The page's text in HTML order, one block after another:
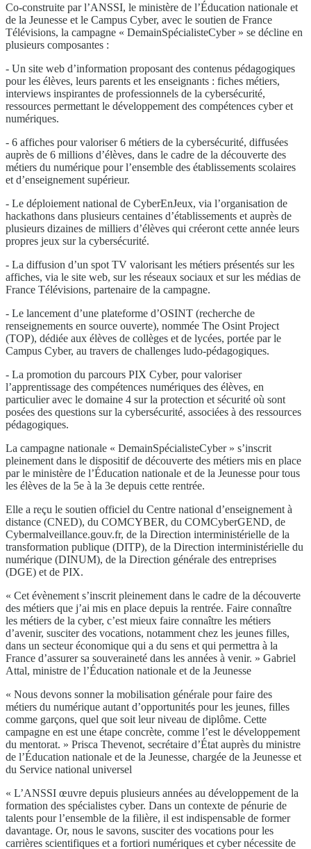
Co-construite par l’ANSSI, le ministère de l’Éducation nationale et
de la Jeunesse et le Campus Cyber, avec le soutien de France
Télévisions, la campagne « DemainSpécialisteCyber » se décline en
plusieurs composantes :
- Un site web d’information proposant des contenus pédagogiques
pour les élèves, leurs parents et les enseignants : fiches métiers,
interviews inspirantes de professionnels de la cybersécurité,
ressources permettant le développement des compétences cyber et
numériques.
- 6 affiches pour valoriser 6 métiers de la cybersécurité, diffusées
auprès de 6 millions d’élèves, dans le cadre de la découverte des
métiers du numérique pour l’ensemble des établissements scolaires
et d’enseignement supérieur.
- Le déploiement national de CyberEnJeux, via l’organisation de
hackathons dans plusieurs centaines d’établissements et auprès de
plusieurs dizaines de milliers d’élèves qui créeront cette année leurs
propres jeux sur la cybersécurité.
- La diffusion d’un spot TV valorisant les métiers présentés sur les
affiches, via le site web, sur les réseaux sociaux et sur les médias de
France Télévisions, partenaire de la campagne.
- Le lancement d’une plateforme d’OSINT (recherche de
renseignements en source ouverte), nommée The Osint Project
(TOP), dédiée aux élèves de collèges et de lycées, portée par le
Campus Cyber, au travers de challenges ludo-pédagogiques.
- La promotion du parcours PIX Cyber, pour valoriser
l’apprentissage des compétences numériques des élèves, en
particulier avec le domaine 4 sur la protection et sécurité où sont
posées des questions sur la cybersécurité, associées à des ressources
pédagogiques.
La campagne nationale « DemainSpécialisteCyber » s’inscrit
pleinement dans le dispositif de découverte des métiers mis en place
par le ministère de l’Éducation nationale et de la Jeunesse pour tous
les élèves de la 5e à la 3e depuis cette rentrée.
Elle a reçu le soutien officiel du Centre national d’enseignement à
distance (CNED), du COMCYBER, du COMCyberGEND, de
Cybermalveillance.gouv.fr, de la Direction interministérielle de la
transformation publique (DITP), de la Direction interministérielle du
numérique (DINUM), de la Direction générale des entreprises
(DGE) et de PIX.
« Cet évènement s’inscrit pleinement dans le cadre de la découverte
des métiers que j’ai mis en place depuis la rentrée. Faire connaître
les métiers de la cyber, c’est mieux faire connaître les métiers
d’avenir, susciter des vocations, notamment chez les jeunes filles,
dans un secteur économique qui a du sens et qui permettra à la
France d’assurer sa souveraineté dans les années à venir. » Gabriel
Attal, ministre de l’Éducation nationale et de la Jeunesse
« Nous devons sonner la mobilisation générale pour faire des
métiers du numérique autant d’opportunités pour les jeunes, filles
comme garçons, quel que soit leur niveau de diplôme. Cette
campagne en est une étape concrète, comme l’est le développement
du mentorat. » Prisca Thevenot, secrétaire d’État auprès du ministre
de l’Éducation nationale et de la Jeunesse, chargée de la Jeunesse et
du Service national universel
« L’ANSSI œuvre depuis plusieurs années au développement de la
formation des spécialistes cyber. Dans un contexte de pénurie de
talents pour l’ensemble de la filière, il est indispensable de former
davantage. Or, nous le savons, susciter des vocations pour les
carrières scientifiques et a fortiori numériques et cyber nécessite de